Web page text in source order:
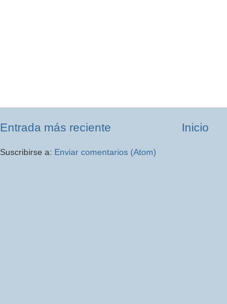
Entrada más reciente Inicio
Suscribirse a: Enviar comentarios (Atom)